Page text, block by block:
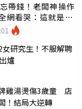
帶錢！老闆神操作
網看哭：這就是台
研究生！不服解聘
爐
雞湯燙傷3歲童 店
！結局大逆轉